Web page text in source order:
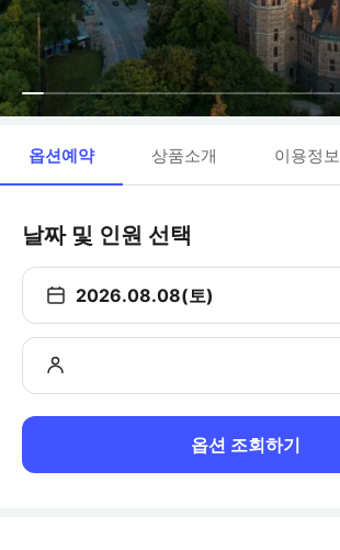
옵션예약 상품소개 이용정보
날짜 및 인원 선택
2026.08.08(토)
옵션 조회하기